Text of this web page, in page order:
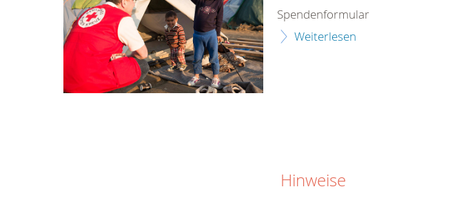
Spendenformular
Weiterlesen
Hinweise